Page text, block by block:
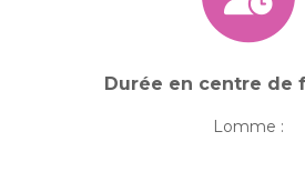
Durée en centre de
Lomme :